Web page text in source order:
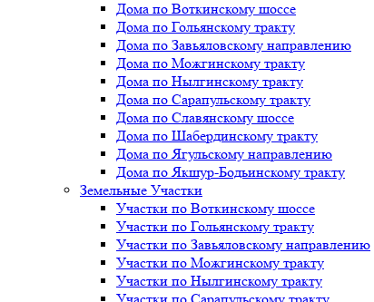
Дома по Воткинскому шоссе
Дома по Гольянскому тракту
Дома по Завьяловскому направлению
Дома по Можгинскому тракту
Дома по Нылгинскому тракту
Дома по Сарапульскому тракту
Дома по Славянскому шоссе
Дома по Шабердинскому тракту
Дома по Ягульскому направлению
Дома по Якшур-Бодьинскому тракту
Земельные Участки
Участки по Воткинскому шоссе
Участки по Гольянскому тракту
Участки по Завьяловскому направлению
Участки по Можгинскому тракту
Участки по Нылгинскому тракту